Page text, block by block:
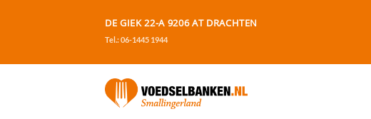
DE GIEK 22-A 9206 AT DRACHTEN
Tel.: 06-1445 1944